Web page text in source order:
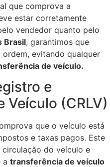
que comprova a
estar corretamente
vendedor quanto pelo
Brasil, garantimos que
evitando qualquer
de veículo.
e
Veículo (CRLV)
que o veículo está
e taxas pagos. Este
do veículo e
a transferência de veículo